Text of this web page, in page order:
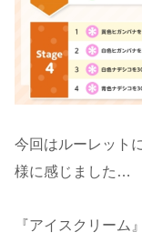
今回はルーレット
様に感じました…
『アイスクリーム